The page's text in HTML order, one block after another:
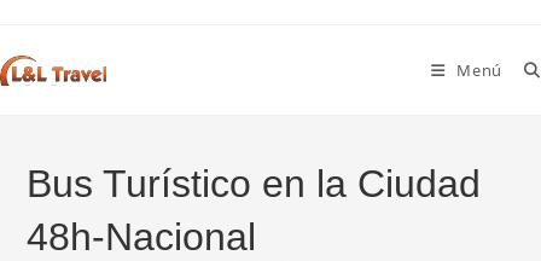
contenido
Menú
Bus Turístico en la Ciudad
48h-Nacional